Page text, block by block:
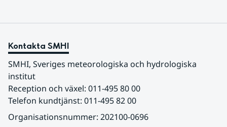
Kontakta SMHI
SMHI, Sveriges meteorologiska och hydrologiska
institut
Reception och växel: 011-495 80 00
Telefon kundtjänst: 011-495 82 00
Organisationsnummer: 202100-0696